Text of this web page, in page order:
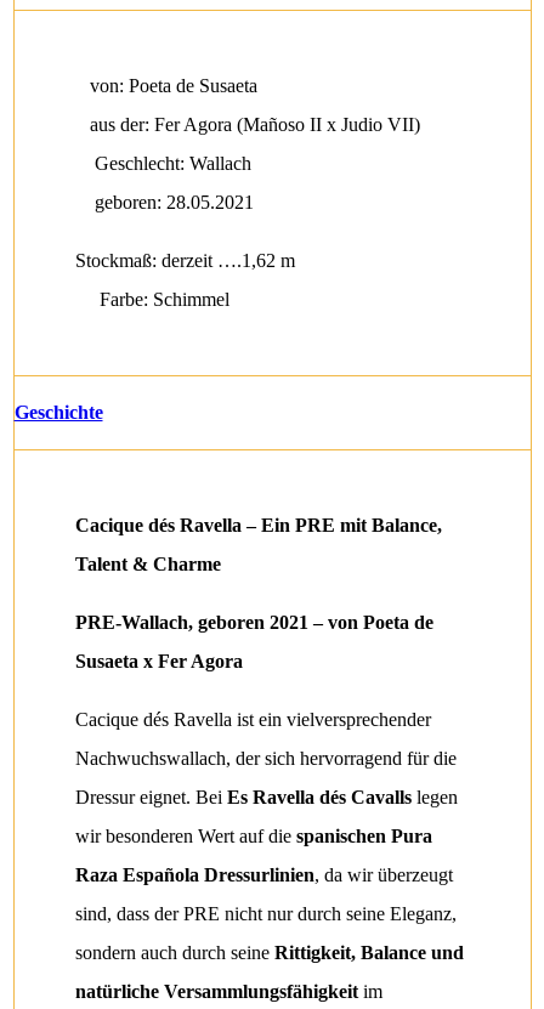
von: Poeta de Susaeta
aus der: Fer Agora (Mañoso II x Judio VII)
Geschlecht: Wallach
geboren: 28.05.2021
Stockmaß: derzeit ….1,62 m
Farbe: Schimmel
Geschichte
Cacique dés Ravella – Ein PRE mit Balance,
Talent & Charme
PRE-Wallach, geboren 2021 – von Poeta de
Susaeta x Fer Agora
Cacique dés Ravella ist ein vielversprechender
Nachwuchswallach, der sich hervorragend für die
Dressur eignet. Bei Es Ravella dés Cavallslegen
wir besonderen Wert auf die spanischen Pura
Raza Española Dressurlinien, da wir überzeugt
sind, dass der PRE nicht nur durch seine Eleganz,
sondern auch durch seine Rittigkeit, Balance und
natürliche Versammlungsfähigkeitim